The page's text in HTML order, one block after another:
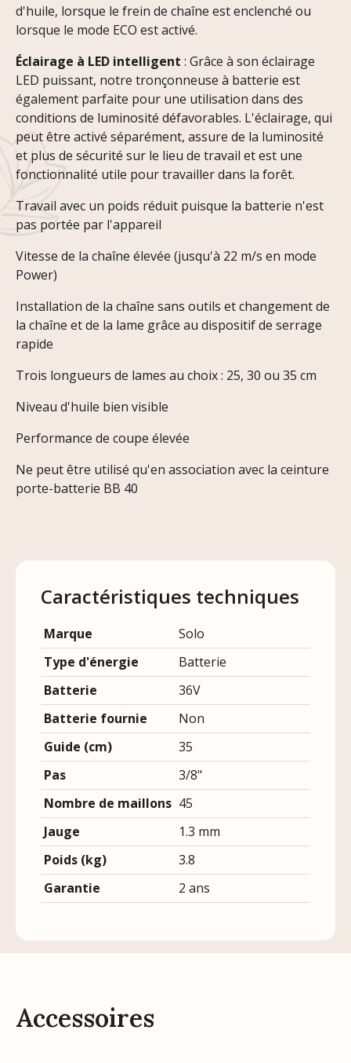
d'huile, lorsque le frein de chaîne est enclenché ou
lorsque le mode ECO est activé.
Éclairage à LED intelligent : Grâce à son éclairage
LED puissant, notre tronçonneuse à batterie est
également parfaite pour une utilisation dans des
conditions de luminosité défavorables. L'éclairage, qui
peut être activé séparément, assure de la luminosité
et plus de sécurité sur le lieu de travail et est une
fonctionnalité utile pour travailler dans la forêt.
Travail avec un poids réduit puisque la batterie n'est
pas portée par l'appareil
Vitesse de la chaîne élevée (jusqu'à 22 m/s en mode
Power)
Installation de la chaîne sans outils et changement de
la chaîne et de la lame grâce au dispositif de serrage
rapide
Trois longueurs de lames au choix : 25, 30 ou 35 cm
Niveau d'huile bien visible
Performance de coupe élevée
Ne peut être utilisé qu'en association avec la ceinture
porte-batterie BB 40
Caractéristiques techniques
Marque
Solo
Type d'énergie
Batterie
Batterie
36V
Batterie fournie
Non
Guide (cm)
35
Pas
3/8"
Nombre de maillons 45
Jauge
1.3 mm
Poids (kg)
3.8
Garantie
2 ans
Accessoires